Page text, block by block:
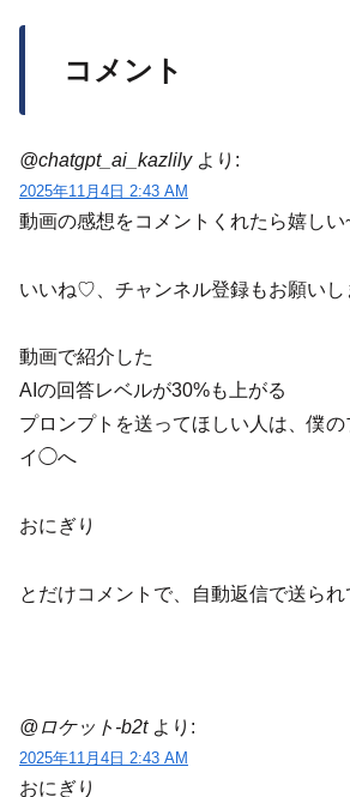
コメント
@chatgpt_ai_kazlily より:
2025年11月4日 2:43 AM
動画の感想をコメントくれたら嬉し
いいね♡、チャンネル登録もお願い
動画で紹介した
AIの回答レベルが30%も上がる
プロンプトを送ってほしい人は、僕
イ◯へ
おにぎり
とだけコメントで、自動返信で送られ
@ロケット-b2t より:
2025年11月4日 2:43 AM
おにぎり